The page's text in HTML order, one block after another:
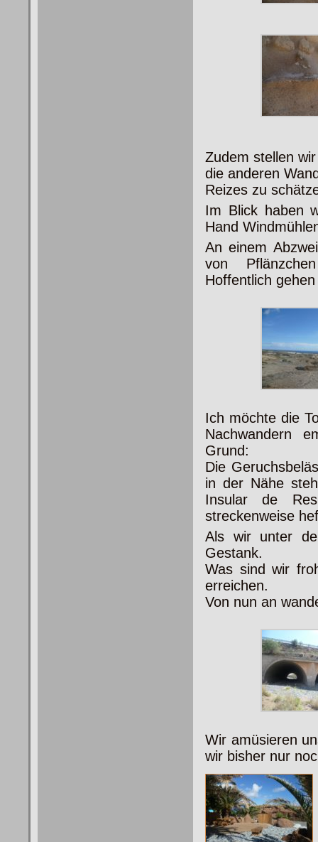
Zudem stellen
die anderen
Reizes zu
Im Blick haben
Hand
An einem
von
Hoffentlich
Ich möchte die
Nachwandern
Grund:
Die
in der Nähe
Insular de
streckenweise
Als wir unter
Gestank.
Was sind wir
erreichen.
Von nun an
Wir amüsieren
wir bisher nur